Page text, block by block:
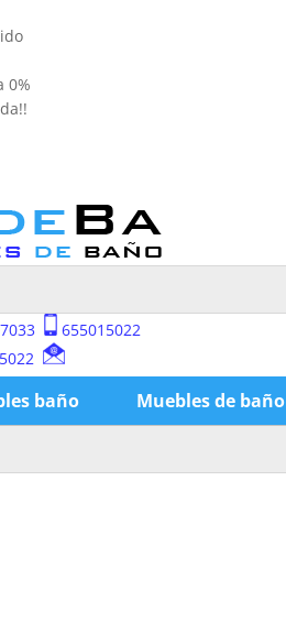
0%
655015022
baño Muebles de baño